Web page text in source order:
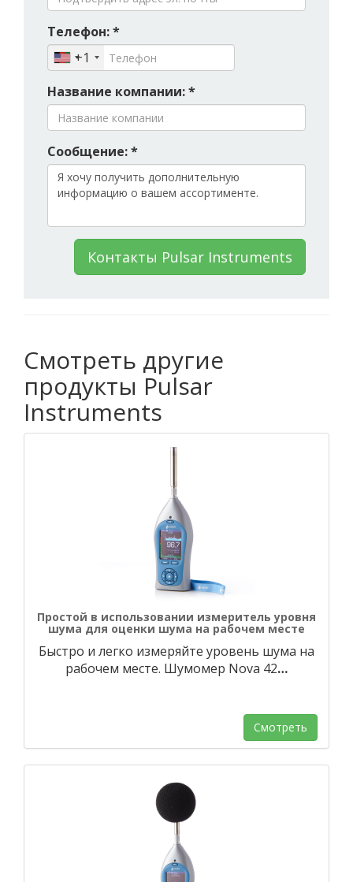
Телефон: *
+1
Название компании: *
Сообщение: *
Контакты Pulsar Instruments
Смотреть другие
продукты Pulsar
Instruments
Простой в использовании измеритель уровня
шума для оценки шума на рабочем месте
Быстро и легко измеряйте уровень шума на
рабочем месте. Шумомер Nova 42…
Смотреть